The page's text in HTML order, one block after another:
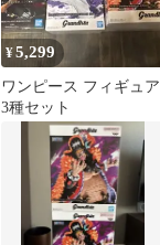
¥5,299
ワンピース フィギュア
3種セット